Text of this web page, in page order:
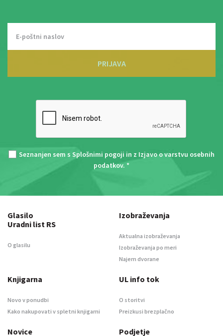
PRIJAVA
Seznanjen sem s Splošnimi pogoji in z Izjavo o varstvu osebnih
podatkov. *
Glasilo
Uradni list RS
O glasilu
Izobraževanja
Aktualna izobraževanja
Izobraževanja po meri
Najem dvorane
Knjigarna
Novo v ponudbi
Kako nakupovati v spletni knjigarni
UL info tok
O storitvi
Preizkusi brezplačno
Novice Podjetje